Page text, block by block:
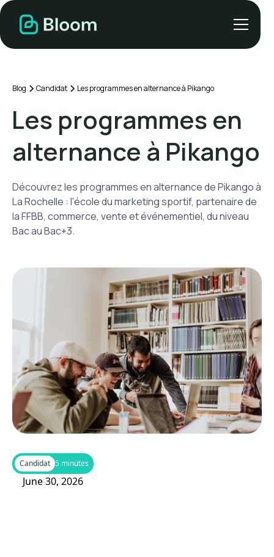
Blog Candidat Les programmes en alternance à Pikango
Les programmes en
alternance à Pikango
Découvrez les programmes en alternance de Pikango à
La Rochelle : l'école du marketing sportif, partenaire de
la FFBB, commerce, vente et événementiel, du niveau
Bac au Bac+3.
Candidat 5 minutes
June 30, 2026